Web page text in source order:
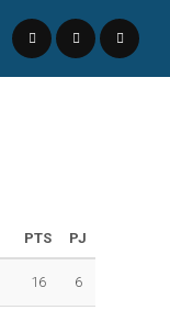
PTS PJ
16 6